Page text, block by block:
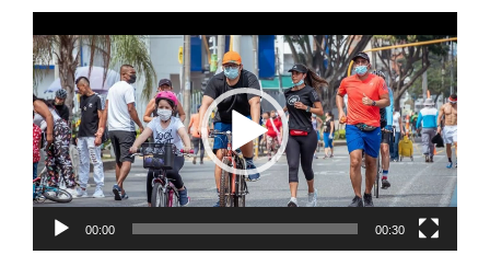
de
vídeo
00:00 00:30